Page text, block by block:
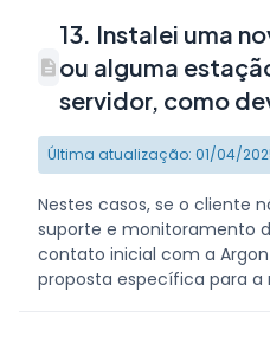
13. Instalei uma
ou alguma
servidor, como
Última atualização: 01/04/
Nestes casos, se o cliente
suporte e monitoramento
contato inicial com a
proposta específica para a